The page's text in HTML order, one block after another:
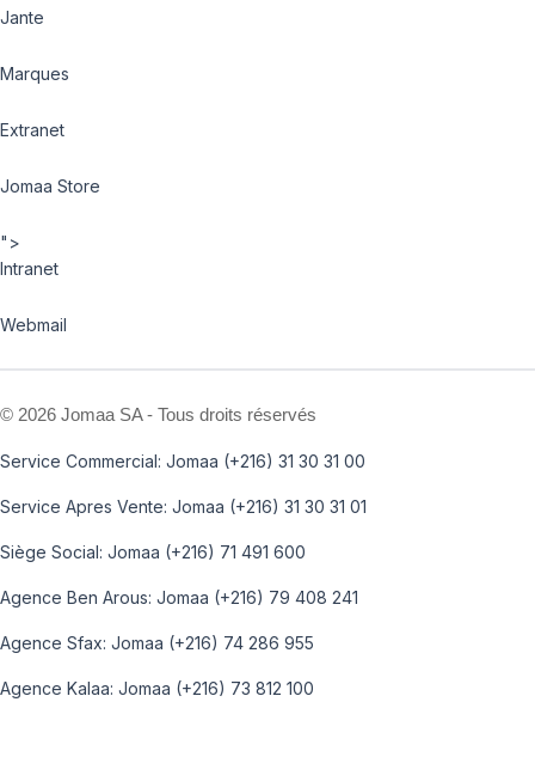
Jante
Marques
Extranet
Jomaa Store
">
Intranet
Webmail
© 2026 Jomaa SA - Tous droits réservés
Service Commercial: Jomaa (+216) 31 30 31 00
Service Apres Vente: Jomaa (+216) 31 30 31 01
Siège Social: Jomaa (+216) 71 491 600
Agence Ben Arous: Jomaa (+216) 79 408 241
Agence Sfax: Jomaa (+216) 74 286 955
Agence Kalaa: Jomaa (+216) 73 812 100